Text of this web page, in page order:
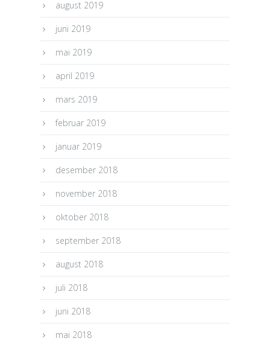
august 2019
juni 2019
mai 2019
april 2019
mars 2019
februar 2019
januar 2019
desember 2018
november 2018
oktober 2018
september 2018
august 2018
juli 2018
juni 2018
mai 2018